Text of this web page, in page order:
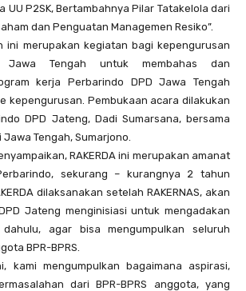
UU P2SK, Bertambahnya Pilar Tatakelola dari
dan Penguatan Managemen Resiko”.
ini merupakan kegiatan bagi kepengurusan
Jawa Tengah untuk membahas dan
kerja Perbarindo DPD Jawa Tengah
kepengurusan. Pembukaan acara dilakukan
DPD Jateng, Dadi Sumarsana, bersama
Jawa Tengah, Sumarjono.
RAKERDA ini merupakan amanat
sekurang – kurangnya 2 tahun
dilaksanakan setelah RAKERNAS, akan
Jateng menginisiasi untuk mengadakan
dahulu, agar bisa mengumpulkan seluruh
BPR-BPRS.
kami mengumpulkan bagaimana aspirasi,
dari BPR-BPRS anggota, yang